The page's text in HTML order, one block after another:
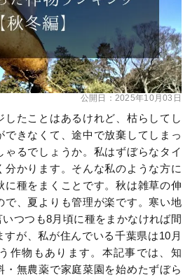
公開日： 2025年10月03日
したことはあるけれど、枯らしてし
できなくて、途中で放棄してしまっ
ゃるでしょうか。私はずぼらなタイ
分かります。そんな私のような方に
に種をまくことです。秋は雑草の伸
で、夏よりも管理が楽です。寒い地
つつも8月頃に種をまかなければ間
が、私が住んでいる千葉県は10月
作物もあります。本記事では、知
・無農薬で家庭菜園を始めたずぼら